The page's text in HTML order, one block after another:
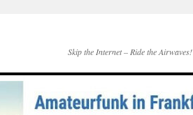
Skip the Internet – Ride the Airwaves!